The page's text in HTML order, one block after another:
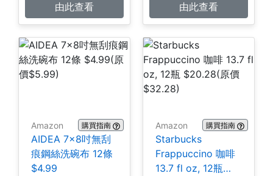
由此查看
由此查看
Amazon 購買指南
AIDEA 7×8吋無刮
痕鋼絲洗碗布 12條
$4.99
Amazon 購買指南
Starbucks
Frappuccino 咖啡
13.7 fl oz, 12瓶